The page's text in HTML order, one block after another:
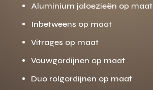
Aluminium jaloezieën op maat
Inbetweens op maat
Vitrages op maat
Vouwgordijnen op maat
Duo rolgordijnen op maat